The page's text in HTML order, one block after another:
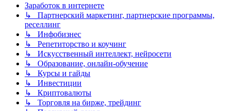
Заработок в интернете
↳ Партнерский маркетинг, партнерские программы,
реселлинг
↳ Инфобизнес
↳ Репетиторство и коучинг
↳ Искусственный интеллект, нейросети
↳ Образование, онлайн-обучение
↳ Курсы и гайды
↳ Инвестиции
↳ Криптовалюты
↳ Торговля на бирже, трейдинг